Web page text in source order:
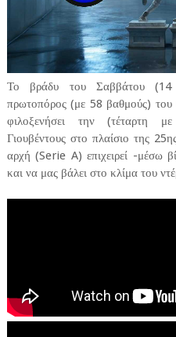
Το βράδυ του Σαββάτου
πρωτοπόρος (με 58 βαθμούς) του
φιλοξενήσει την (τέταρτη
Γιουβέντους στο πλαίσιο της
αρχή (Serie A) επιχειρεί -μέσω
και να μας βάλει στο κλίμα του